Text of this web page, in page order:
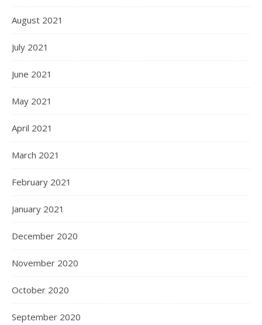
August 2021
July 2021
June 2021
May 2021
April 2021
March 2021
February 2021
January 2021
December 2020
November 2020
October 2020
September 2020